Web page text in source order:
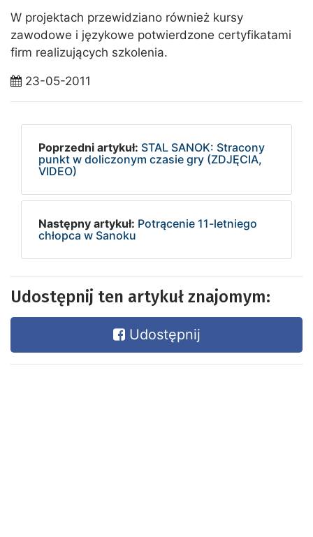
W projektach przewidziano również kursy
zawodowe i językowe potwierdzone certyfikatami
firm realizujących szkolenia.
23-05-2011
Poprzedni artykuł: STAL SANOK: Stracony
punkt w doliczonym czasie gry (ZDJĘCIA,
VIDEO)
Następny artykuł: Potrącenie 11-letniego
chłopca w Sanoku
Udostępnij ten artykuł znajomym:
Udostępnij